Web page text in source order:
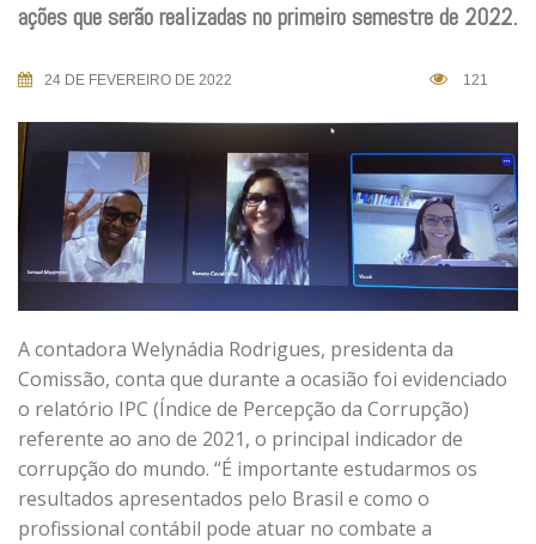
ações que serão realizadas no primeiro semestre de 2022.
24 DE FEVEREIRO DE 2022 121
A contadora Welynádia Rodrigues, presidenta da
Comissão, conta que durante a ocasião foi evidenciado
o relatório IPC (Índice de Percepção da Corrupção)
referente ao ano de 2021, o principal indicador de
corrupção do mundo. “É importante estudarmos os
resultados apresentados pelo Brasil e como o
profissional contábil pode atuar no combate a